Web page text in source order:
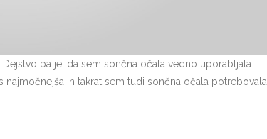
pa je, da sem sončna očala vedno uporabljala
in takrat sem tudi sončna očala potrebovala.